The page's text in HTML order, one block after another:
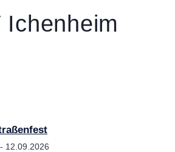
Ichenheim
12.09.2026